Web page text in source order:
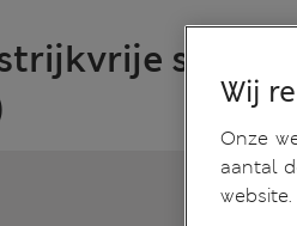
Wij
Onze
aantal